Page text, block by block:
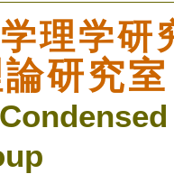
理学研
研究室